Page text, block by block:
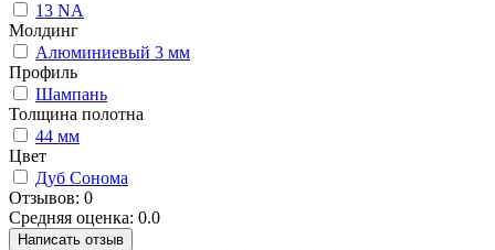
13 NA
Молдинг
Алюминиевый 3 мм
Профиль
Шампань
Толщина полотна
44 мм
Цвет
Дуб Сонома
Отзывов: 0
Средняя оценка: 0.0
Написать отзыв